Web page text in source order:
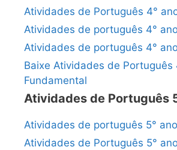
Atividades de Português 4°
Atividades de português 4°
Atividades de português 4°
Baixe Atividades de Português
Fundamental
Atividades de Português
Atividades de português 5°
Atividades de Português 5°